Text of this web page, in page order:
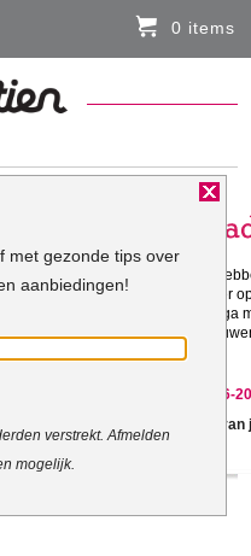
met mijn doel: 31-12-2010
jaren niets aan mijn conditie te
in aan te brengen. Zeker
voor het lichaam te zorgen. Ik
zien op te
heeft haar doel behaald op 30-6-
Gefeliciteerd met het behalen van
0 items
met gezonde tips over
aanbiedingen!
verstrekt. Afmelden
mogelijk.